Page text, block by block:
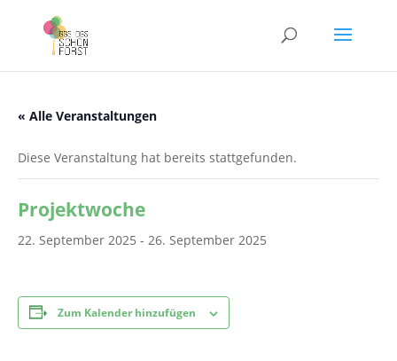
« Alle Veranstaltungen
Diese Veranstaltung hat bereits stattgefunden.
Projektwoche
22. September 2025 - 26. September 2025
Zum Kalender hinzufügen